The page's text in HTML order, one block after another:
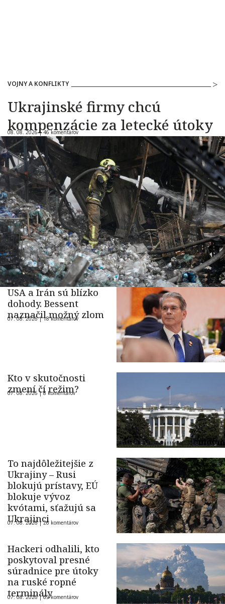
VOJNY A KONFLIKTY
Ukrajinské firmy chcú
kompenzácie za letecké útoky
08. 08. 2026 |46 komentárov
USA a Irán sú blízko
dohody. Bessent
naznačil možný zlom
07. 08. 2026 |18 komentárov
Kto v skutočnosti
zmení čí režim?
07. 08. 2026 |8 komentárov
To najdôležitejšie z
Ukrajiny – Rusi
blokujú prístavy, EÚ
blokuje vývoz
kvótami, sťažujú sa
Ukrajinci
07. 08. 2026 |26 komentárov
Hackeri odhalili, kto
poskytoval presné
súradnice pre útoky
na ruské ropné
terminály
07. 08. 2026 |69 komentárov